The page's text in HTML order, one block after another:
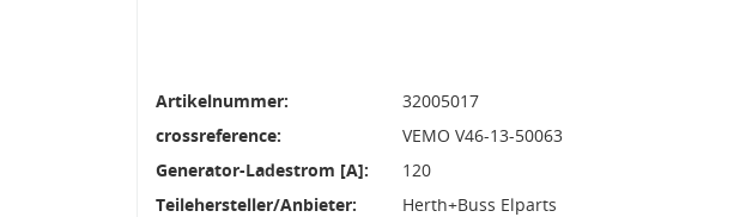
Artikelnummer:
32005017
crossreference:
VEMO V46-13-50063
Generator-Ladestrom [A]:
120
Teilehersteller/Anbieter:
Herth+Buss Elparts